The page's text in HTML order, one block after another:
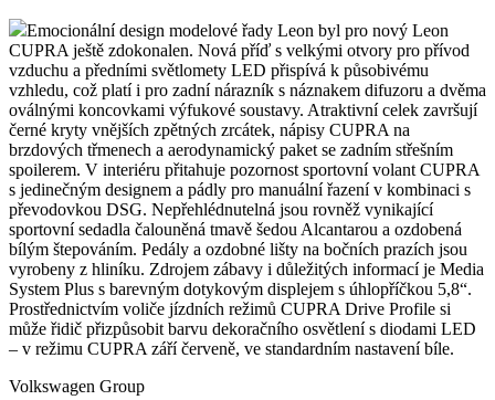
Emocionální design modelové řady Leon byl pro nový Leon
CUPRA ještě zdokonalen. Nová příď s velkými otvory pro přívod
vzduchu a předními světlomety LED přispívá k působivému
vzhledu, což platí i pro zadní nárazník s náznakem difuzoru a dvěma
oválnými koncovkami výfukové soustavy. Atraktivní celek završují
černé kryty vnějších zpětných zrcátek, nápisy CUPRA na
brzdových třmenech a aerodynamický paket se zadním střešním
spoilerem. V interiéru přitahuje pozornost sportovní volant CUPRA
s jedinečným designem a pádly pro manuální řazení v kombinaci s
převodovkou DSG. Nepřehlédnutelná jsou rovněž vynikající
sportovní sedadla čalouněná tmavě šedou Alcantarou a ozdobená
bílým štepováním. Pedály a ozdobné lišty na bočních prazích jsou
vyrobeny z hliníku. Zdrojem zábavy i důležitých informací je Media
System Plus s barevným dotykovým displejem s úhlopříčkou 5,8“.
Prostřednictvím voliče jízdních režimů CUPRA Drive Profile si
může řidič přizpůsobit barvu dekoračního osvětlení s diodami LED
– v režimu CUPRA září červeně, ve standardním nastavení bíle.
Volkswagen Group